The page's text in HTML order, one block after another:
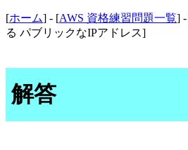
[ホーム] - [AWS 資格練習問題一覧]
る パブリックなIPアドレス]
解答